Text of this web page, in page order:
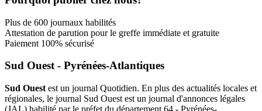
Plus de 600 journaux habilités
Attestation de parution pour le greffe immédiate et gratuite
Paiement 100% sécurisé
Sud Ouest - Pyrénées-Atlantiques
Sud Ouest est un journal Quotidien. En plus des actualités locales et
régionales, le journal Sud Ouest est un journal d'annonces légales
(JAL) habilité par le préfet du département 64 - Pyrénées-